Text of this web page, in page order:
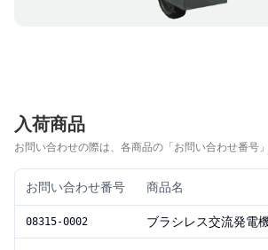
入荷商品
お問い合わせの際は、各商品の「お問い合わせ番号
お問い合わせ番号 商品名
08315-0002 ブラシレス交流発電